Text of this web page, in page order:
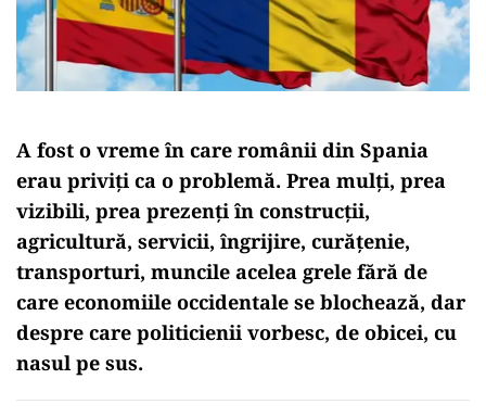
A fost o vreme în care românii din Spania
erau priviți ca o problemă. Prea mulți, prea
vizibili, prea prezenți în construcții,
agricultură, servicii, îngrijire, curățenie,
transporturi, muncile acelea grele fără de
care economiile occidentale se blochează, dar
despre care politicienii vorbesc, de obicei, cu
nasul pe sus.